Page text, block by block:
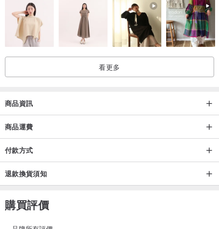
看更多
商品資訊
商品運費
付款方式
退款換貨須知
購買評價